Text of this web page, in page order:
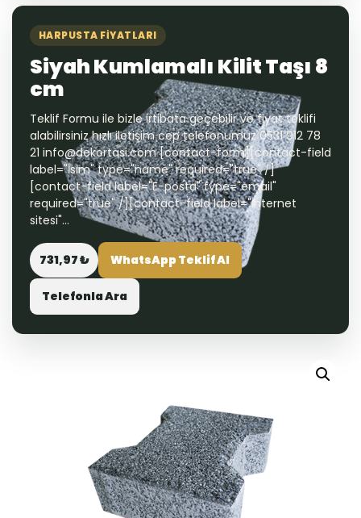
HARPUSTA FIYATLARI
Siyah Kumlamalı Kilit Taşı 8
cm
Teklif Formu ile bizle irtibata geçebilir ve fiyat teklifi
alabilirsiniz hızlı iletişim cep telefonumuz 0531 912 78
21 info@dekortasi.com [contact-form][contact-field
label="İsim" type="name" required="true" /]
[contact-field label="E-posta" type="email"
required="true" /][contact-field label="İnternet
sitesi"...
731,97 ₺ WhatsApp Teklif Al
Telefonla Ara